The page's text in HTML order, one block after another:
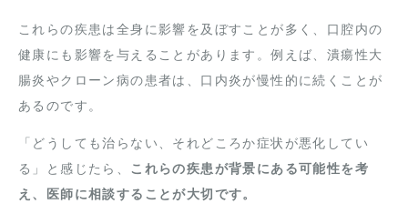
これらの疾患は全身に影響を及ぼすことが多く、口腔内の
健康にも影響を与えることがあります。例えば、潰瘍性大
腸炎やクローン病の患者は、口内炎が慢性的に続くことが
あるのです。
「どうしても治らない、それどころか症状が悪化してい
る」と感じたら、 これらの疾患が背景にある可能性を考
え、医師に相談することが大切です。